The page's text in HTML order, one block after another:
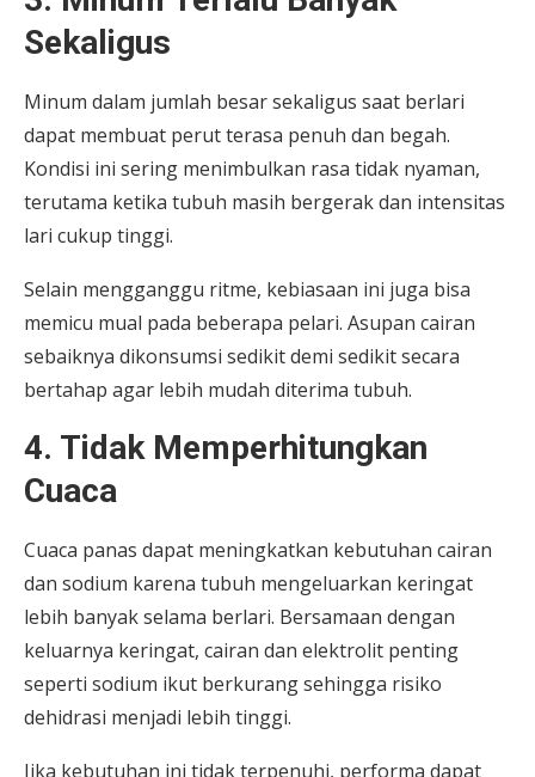
Sekaligus
Minum dalam jumlah besar sekaligus saat berlari
dapat membuat perut terasa penuh dan begah.
Kondisi ini sering menimbulkan rasa tidak nyaman,
terutama ketika tubuh masih bergerak dan intensitas
lari cukup tinggi.
Selain mengganggu ritme, kebiasaan ini juga bisa
memicu mual pada beberapa pelari. Asupan cairan
sebaiknya dikonsumsi sedikit demi sedikit secara
bertahap agar lebih mudah diterima tubuh.
4. Tidak Memperhitungkan
Cuaca
Cuaca panas dapat meningkatkan kebutuhan cairan
dan sodium karena tubuh mengeluarkan keringat
lebih banyak selama berlari. Bersamaan dengan
keluarnya keringat, cairan dan elektrolit penting
seperti sodium ikut berkurang sehingga risiko
dehidrasi menjadi lebih tinggi.
Jika kebutuhan ini tidak terpenuhi, performa dapat